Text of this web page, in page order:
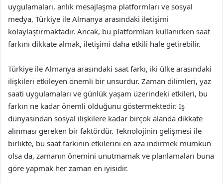
uygulamaları, anlık mesajlaşma platformları ve sosyal
medya, Türkiye ile Almanya arasındaki iletişimi
kolaylaştırmaktadır. Ancak, bu platformları kullanırken saat
farkını dikkate almak, iletişimi daha etkili hale getirebilir.
Türkiye ile Almanya arasındaki saat farkı, iki ülke arasındaki
ilişkileri etkileyen önemli bir unsurdur. Zaman dilimleri, yaz
saati uygulamaları ve günlük yaşam üzerindeki etkileri, bu
farkın ne kadar önemli olduğunu göstermektedir. İş
dünyasından sosyal ilişkilere kadar birçok alanda dikkate
alınması gereken bir faktördür. Teknolojinin gelişmesi ile
birlikte, bu saat farkının etkilerini en aza indirmek mümkün
olsa da, zamanın önemini unutmamak ve planlamaları buna
göre yapmak her zaman en iyisidir.